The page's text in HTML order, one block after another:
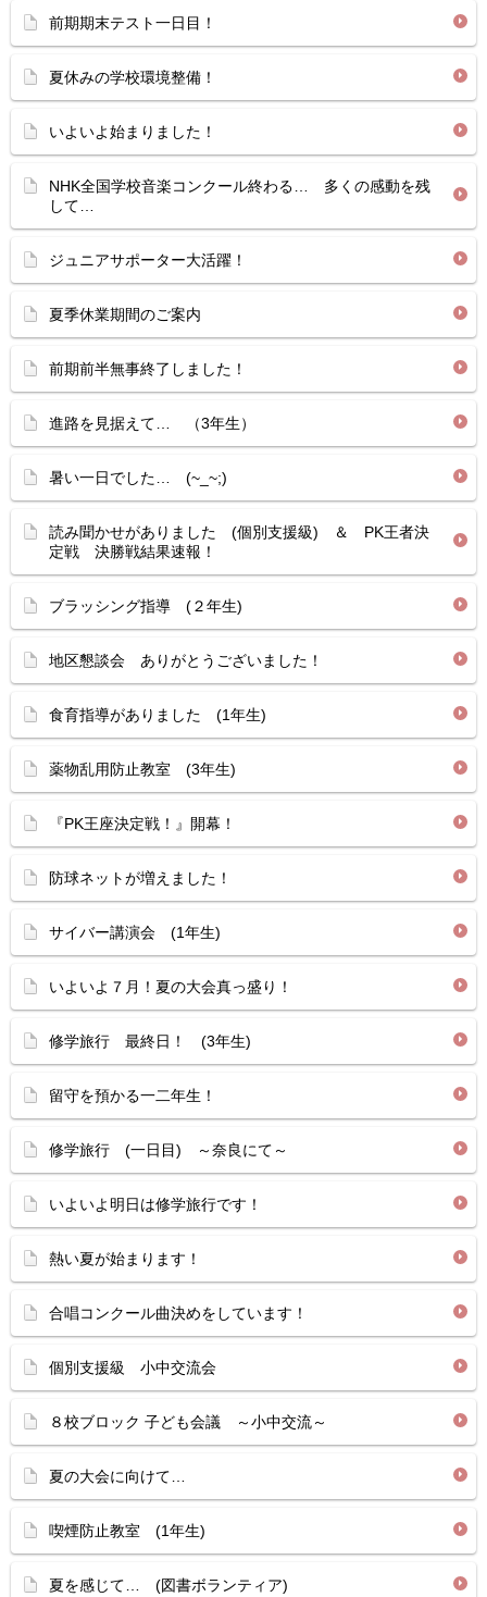
前期期末テスト一日目！
夏休みの学校環境整備！
いよいよ始まりました！
NHK全国学校音楽コンクール終わる… 多くの感動を残
して…
ジュニアサポーター大活躍！
夏季休業期間のご案内
前期前半無事終了しました！
進路を見据えて… （3年生）
暑い一日でした… (~_~;)
読み聞かせがありました (個別支援級) ＆ PK王者決
定戦 決勝戦結果速報！
ブラッシング指導 (２年生)
地区懇談会 ありがとうございました！
食育指導がありました (1年生)
薬物乱用防止教室 (3年生)
『PK王座決定戦！』開幕！
防球ネットが増えました！
サイバー講演会 (1年生)
いよいよ７月！夏の大会真っ盛り！
修学旅行 最終日！ (3年生)
留守を預かる一二年生！
修学旅行 (一日目) ～奈良にて～
いよいよ明日は修学旅行です！
熱い夏が始まります！
合唱コンクール曲決めをしています！
個別支援級 小中交流会
８校ブロック 子ども会議 ～小中交流～
夏の大会に向けて…
喫煙防止教室 (1年生)
夏を感じて… (図書ボランティア)